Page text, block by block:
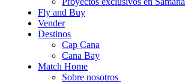
Fly and Buy
Vender
Destinos
Cap Cana
Cana Bay
Match Home
Sobre nosotros